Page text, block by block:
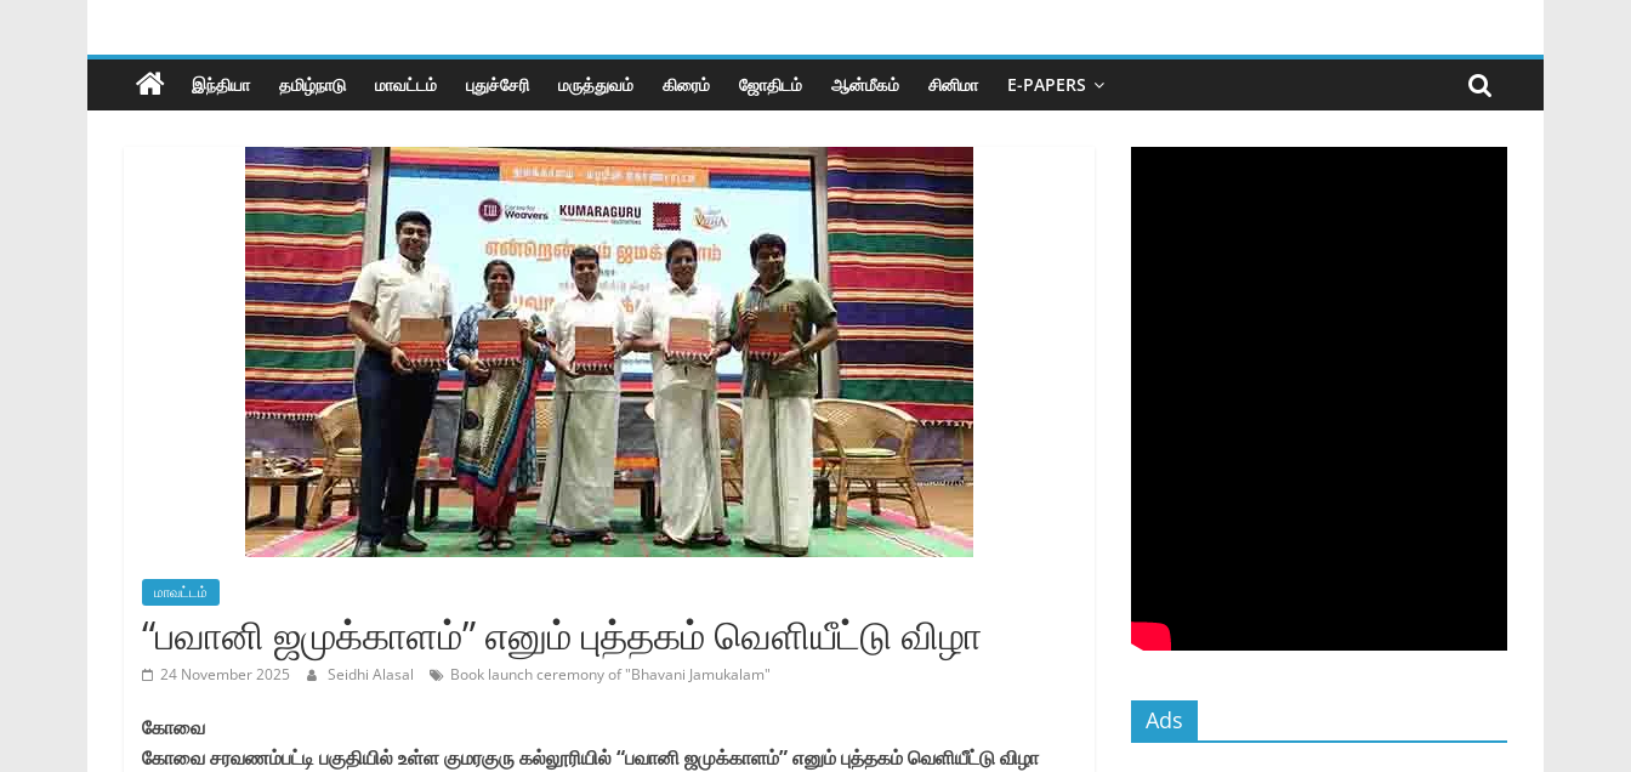
இந்தியா தமிழ்நாடு மாவட்டம் புதுச்சேரி மருத்துவம் கிரைம் ஜோ‌திட‌ம் ஆன்மீகம் சினிமா E-PAPERS
மாவட்டம்
“பவானி ஜமுக்காளம்” எனும் புத்தகம் வெளியீட்டு விழா
24 November 2025 Seidhi Alasal Book launch ceremony of "Bhavani Jamukalam"
கோவை
கோவை சரவணம்பட்டி பகுதியில் உள்ள குமரகுரு கல்லூரியில் “பவானி ஜமுக்காளம்” எனும் புத்தகம் வெளியீட்டு விழா
Ads